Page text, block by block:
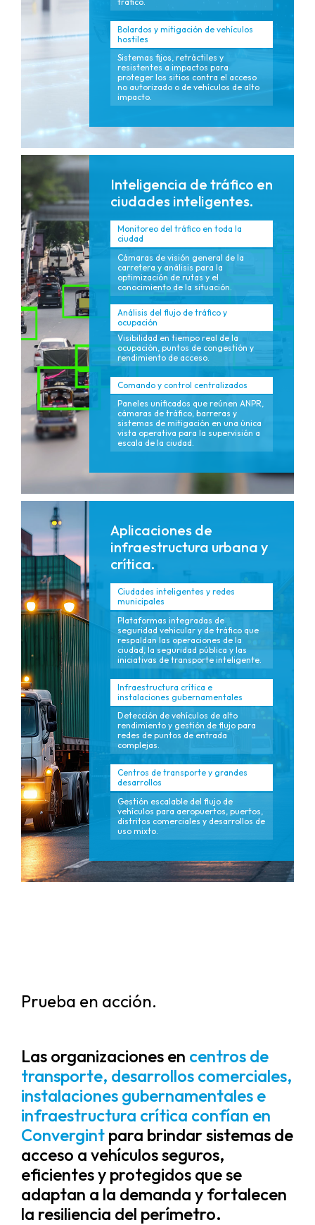
Bolardos y mitigación de vehículos
hostiles
Sistemas fijos, retráctiles y
resistentes a impactos para
proteger los sitios contra el acceso
no autorizado o de vehículos de alto
impacto.
Inteligencia de tráfico en
ciudades inteligentes.
Monitoreo del tráfico en toda la
ciudad
Cámaras de visión general de la
carretera y análisis para la
optimización de rutas y el
conocimiento de la situación.
Análisis del flujo de tráfico y
ocupación
Visibilidad en tiempo real de la
ocupación, puntos de congestión y
rendimiento de acceso.
Comando y control centralizados
Paneles unificados que reúnen ANPR,
cámaras de tráfico, barreras y
sistemas de mitigación en una única
vista operativa para la supervisión a
escala de la ciudad.
Aplicaciones de
infraestructura urbana y
crítica.
Ciudades inteligentes y redes
municipales
Plataformas integradas de
seguridad vehicular y de tráfico que
respaldan las operaciones de la
ciudad, la seguridad pública y las
iniciativas de transporte inteligente.
Infraestructura crítica e
instalaciones gubernamentales
Detección de vehículos de alto
rendimiento y gestión de flujo para
redes de puntos de entrada
complejas.
Centros de transporte y grandes
desarrollos
Gestión escalable del flujo de
vehículos para aeropuertos, puertos,
distritos comerciales y desarrollos de
uso mixto.
Prueba en acción.
Las organizaciones en centros de
transporte, desarrollos comerciales,
instalaciones gubernamentales e
infraestructura crítica confían en
Convergint para brindar sistemas de
acceso a vehículos seguros,
eficientes y protegidos que se
adaptan a la demanda y fortalecen
la resiliencia del perímetro.